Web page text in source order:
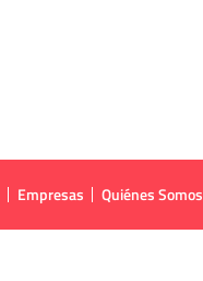
Empresas Quiénes Somos